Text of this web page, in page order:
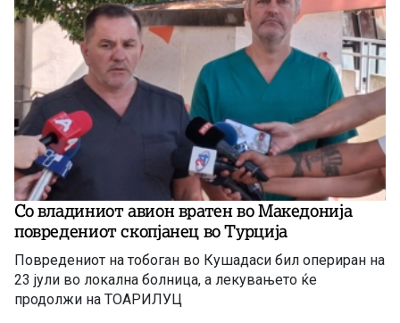
Со владиниот авион вратен во Македонија
повредениот скопјанец во Турција
Повредениот на тобоган во Кушадаси бил опериран на
23 јули во локална болница, а лекувањето ќе
продолжи на ТОАРИЛУЦ